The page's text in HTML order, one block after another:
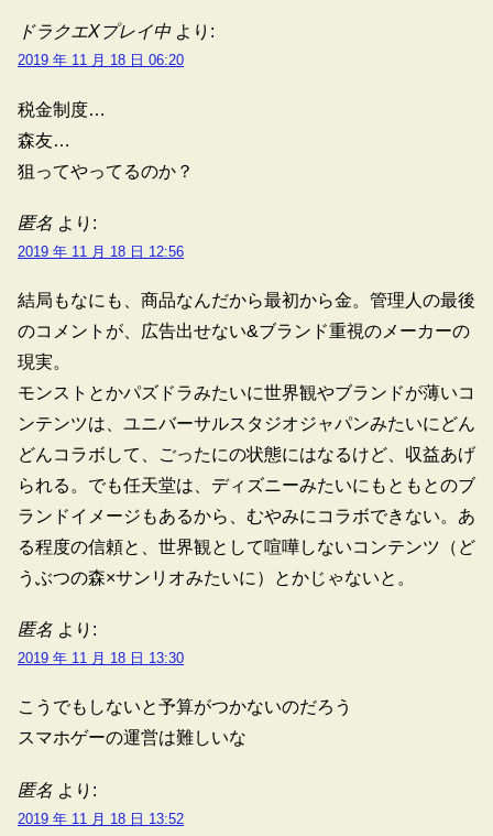
ドラクエXプレイ中 より:
2019 年 11 月 18 日 06:20
税金制度…
森友…
狙ってやってるのか？
匿名 より:
2019 年 11 月 18 日 12:56
結局もなにも、商品なんだから最初から金。管理人の最後
のコメントが、広告出せない&ブランド重視のメーカーの
現実。
モンストとかパズドラみたいに世界観やブランドが薄いコ
ンテンツは、ユニバーサルスタジオジャパンみたいにどん
どんコラボして、ごったにの状態にはなるけど、収益あげ
られる。でも任天堂は、ディズニーみたいにもともとのブ
ランドイメージもあるから、むやみにコラボできない。あ
る程度の信頼と、世界観として喧嘩しないコンテンツ（ど
うぶつの森×サンリオみたいに）とかじゃないと。
匿名 より:
2019 年 11 月 18 日 13:30
こうでもしないと予算がつかないのだろう
スマホゲーの運営は難しいな
匿名 より:
2019 年 11 月 18 日 13:52